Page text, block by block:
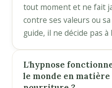
tout moment et ne fait
contre ses valeurs ou
guide, il ne décide pas à
L'hypnose
le monde en